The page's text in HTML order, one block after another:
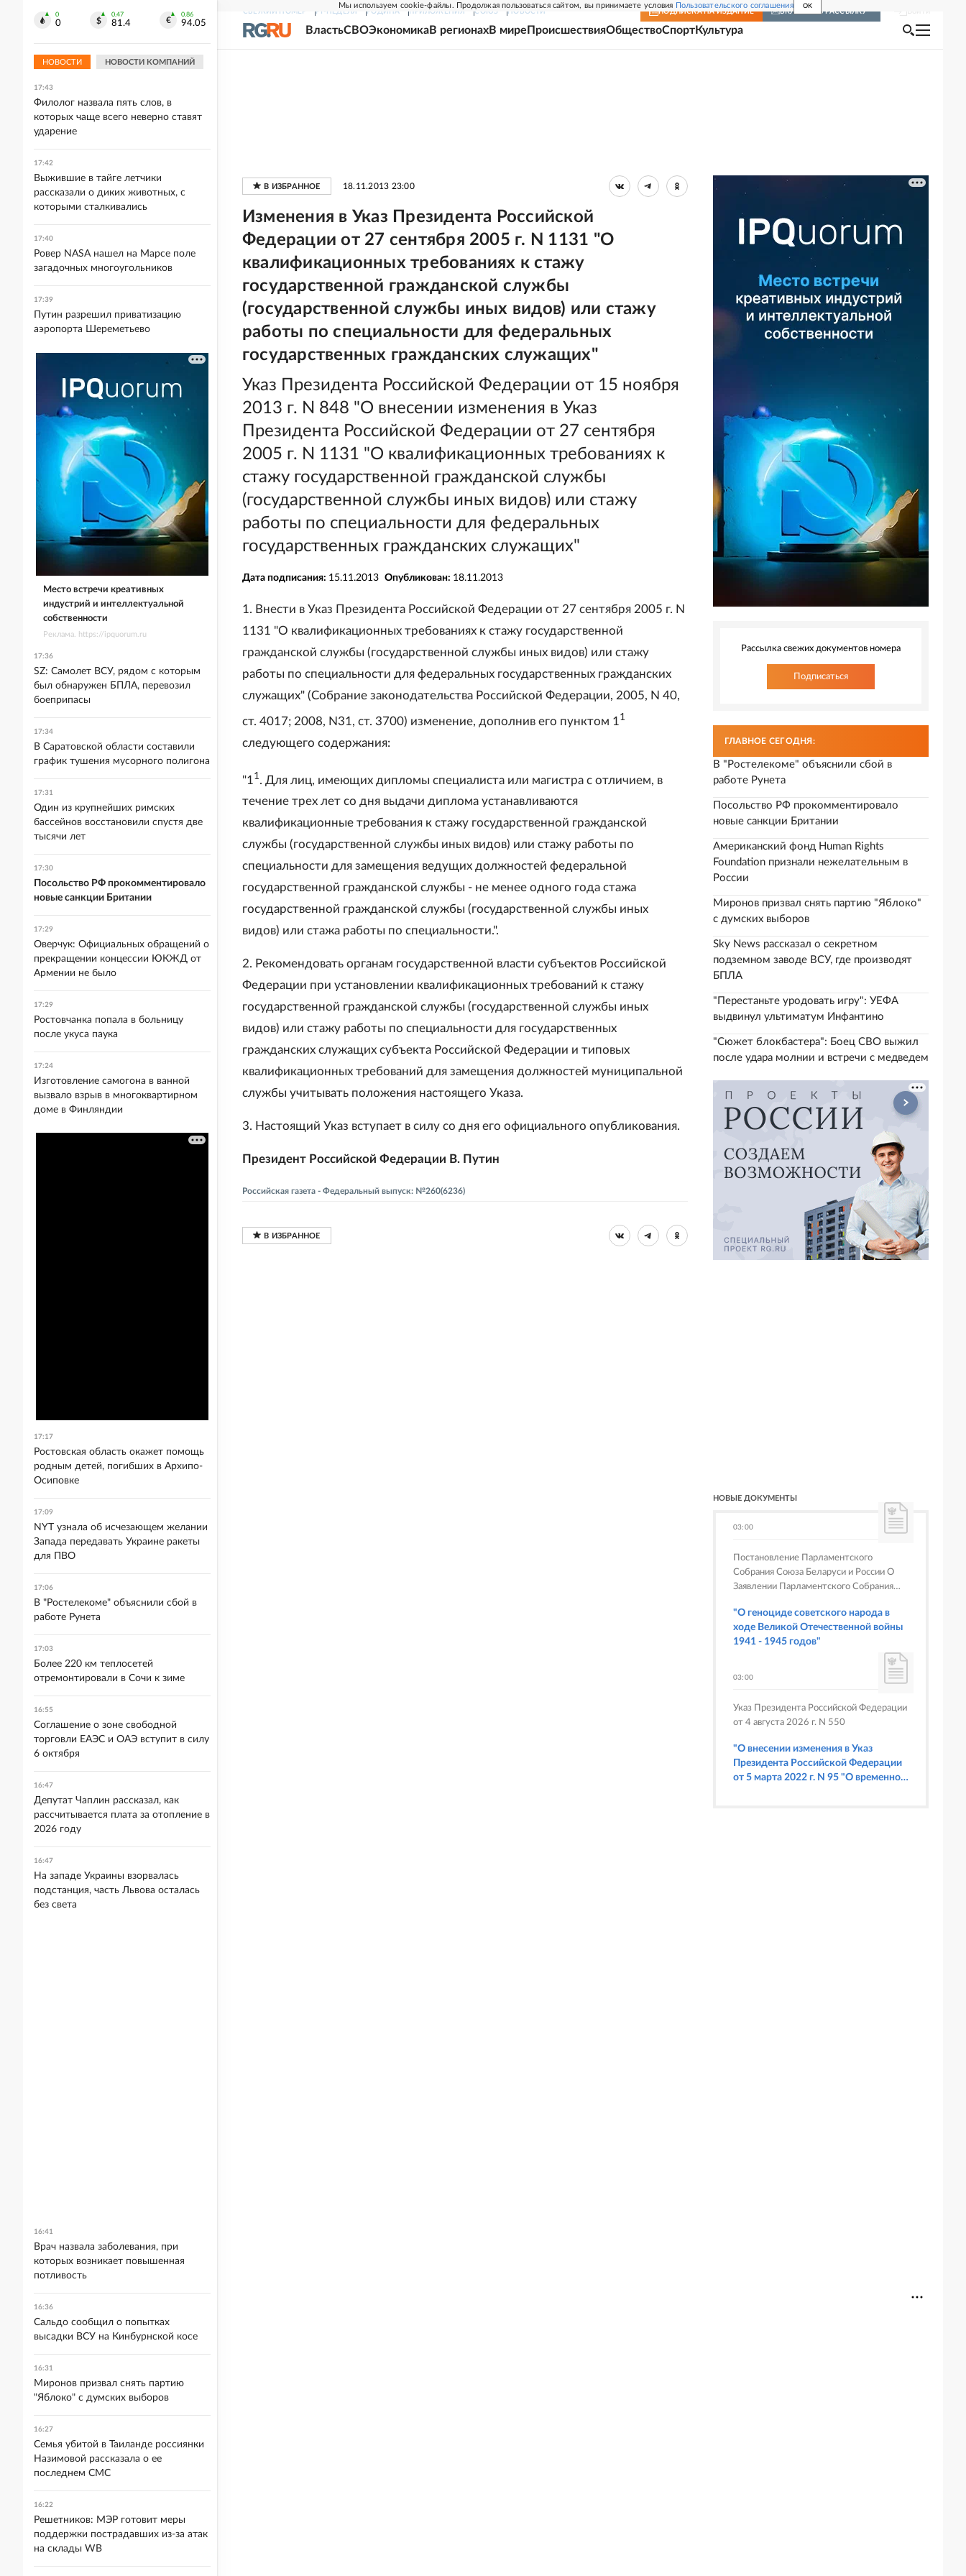
Мы используем cookie-файлы. Продолжая пользоваться сайтом, вы принимаете условия Пользовательского соглашения OK
СВЕЖИЙ НОМЕР РГ-НЕДЕЛЯ РОДИНА ПРИЛОЖЕНИЯ СОЮЗ НОВОСТИ ПОДПИСКА НА ИЗДАНИЕ ВКЛЮЧИТЬ РАССЫЛКУ
ВластьСВОЭкономикаВ регионахВ мире ПроисшествияОбществоСпортКультура
18.11.2013 23:00
Изменения в Указ Президента Российской
Федерации от 27 сентября 2005 г. N 1131 "О
квалификационных требованиях к стажу
государственной гражданской службы
(государственной службы иных видов) или стажу
работы по специальности для федеральных
государственных гражданских служащих"
Указ Президента Российской Федерации от 15 ноября
2013 г. N 848 "О внесении изменения в Указ
Президента Российской Федерации от 27 сентября
2005 г. N 1131 "О квалификационных требованиях к
стажу государственной гражданской службы
(государственной службы иных видов) или стажу
работы по специальности для федеральных
государственных гражданских служащих"
Дата подписания: 15.11.2013 Опубликован: 18.11.2013
1. Внести в Указ Президента Российской Федерации от 27 сентября 2005 г. N
1131 "О квалификационных требованиях к стажу государственной
гражданской службы (государственной службы иных видов) или стажу
работы по специальности для федеральных государственных гражданских
служащих" (Собрание законодательства Российской Федерации, 2005, N 40,
ст. 4017; 2008, N31, ст. 3700) изменение, дополнив его пунктом 1 1
следующего содержания:
"1 1
. Для лиц, имеющих дипломы специалиста или магистра с отличием, в
течение трех лет со дня выдачи диплома устанавливаются
квалификационные требования к стажу государственной гражданской
службы (государственной службы иных видов) или стажу работы по
специальности для замещения ведущих должностей федеральной
государственной гражданской службы - не менее одного года стажа
государственной гражданской службы (государственной службы иных
видов) или стажа работы по специальности.".
2. Рекомендовать органам государственной власти субъектов Российской
Федерации при установлении квалификационных требований к стажу
государственной гражданской службы (государственной службы иных
видов) или стажу работы по специальности для государственных
гражданских служащих субъекта Российской Федерации и типовых
квалификационных требований для замещения должностей муниципальной
службы учитывать положения настоящего Указа.
3. Настоящий Указ вступает в силу со дня его официального опубликования.
Президент Российской Федерации В. Путин
Российская газета - Федеральный выпуск: №260(6236)
Рассылка свежих документов номера
Подписаться
ГЛАВНОЕ СЕГОДНЯ:
В "Ростелекоме" объяснили сбой в
работе Рунета
Посольство РФ прокомментировало
новые санкции Британии
Американский фонд Human Rights
Foundation признали нежелательным в
России
Миронов призвал снять партию "Яблоко"
с думских выборов
Sky News рассказал о секретном
подземном заводе ВСУ, где производят
БПЛА
"Перестаньте уродовать игру": УЕФА
выдвинул ультиматум Инфантино
"Сюжет блокбастера": Боец СВО выжил
после удара молнии и встречи с медведем
НОВЫЕ ДОКУМЕНТЫ
03:00
Постановление Парламентского
Собрания Союза Беларуси и России О
Заявлении Парламентского Собрания
"О геноциде советского народа в
ходе Великой Отечественной войны
1941 - 1945 годов"
03:00
Указ Президента Российской Федерации
от 4 августа 2026 г. N 550
"О внесении изменения в Указ
Президента Российской Федерации
от 5 марта 2022 г. N 95 "О временном
0
0
0.47
81.4
0.86
94.05
НОВОСТИ НОВОСТИ КОМПАНИЙ
более четырех миллионов туристов
17:43
Филолог назвала пять слов, в
которых чаще всего неверно ставят
ударение
17:42
Выжившие в тайге летчики
рассказали о диких животных, с
которыми сталкивались
17:40
Ровер NASA нашел на Марсе поле
загадочных многоугольников
17:39
Путин разрешил приватизацию
аэропорта Шереметьево
Место встречи креативных
индустрий и интеллектуальной
собственности
Реклама. https://ipquorum.ru
17:36
SZ: Самолет ВСУ, рядом с которым
был обнаружен БПЛА, перевозил
боеприпасы
17:34
В Саратовской области составили
график тушения мусорного полигона
17:31
Один из крупнейших римских
бассейнов восстановили спустя две
тысячи лет
17:30
Посольство РФ прокомментировало
новые санкции Британии
17:29
Оверчук: Официальных обращений о
прекращении концессии ЮКЖД от
Армении не было
17:29
Ростовчанка попала в больницу
после укуса паука
17:24
Изготовление самогона в ванной
вызвало взрыв в многоквартирном
доме в Финляндии
17:17
Ростовская область окажет помощь
родным детей, погибших в Архипо-
Осиповке
17:09
NYT узнала об исчезающем желании
Запада передавать Украине ракеты
для ПВО
17:06
В "Ростелекоме" объяснили сбой в
работе Рунета
17:03
Более 220 км теплосетей
отремонтировали в Сочи к зиме
16:55
Соглашение о зоне свободной
торговли ЕАЭС и ОАЭ вступит в силу
6 октября
16:47
Депутат Чаплин рассказал, как
рассчитывается плата за отопление в
2026 году
16:47
На западе Украины взорвалась
подстанция, часть Львова осталась
без света
16:41
Врач назвала заболевания, при
которых возникает повышенная
потливость
16:36
Сальдо сообщил о попытках
высадки ВСУ на Кинбурнской косе
16:31
Миронов призвал снять партию
"Яблоко" с думских выборов
16:27
Семья убитой в Таиланде россиянки
Назимовой рассказала о ее
последнем СМС
16:22
Решетников: МЭР готовит меры
поддержки пострадавших из-за атак
на склады WB